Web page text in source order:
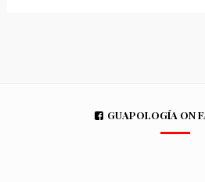
GUAPOLOGÍA ON